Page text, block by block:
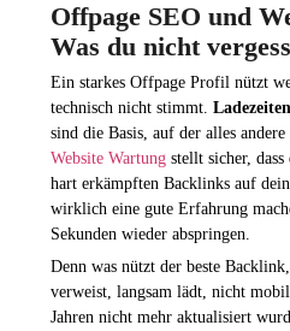
Offpage SEO und
Was du nicht
Ein starkes Offpage Profil nützt
technisch nicht stimmt.
sind die Basis, auf der alles
Website Wartungstellt sicher, dass
hart erkämpften Backlinks auf
wirklich eine gute Erfahrung
Sekunden wieder abspringen.
Denn was nützt der beste
verweist, langsam lädt, nicht
Jahren nicht mehr aktualisiert